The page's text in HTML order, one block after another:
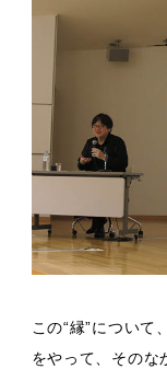
この“縁”について
をやって、そのな